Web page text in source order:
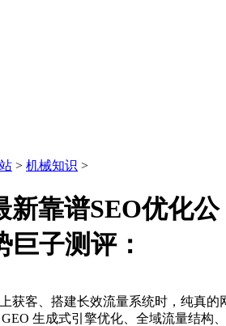
> 机械知识 >
新靠谱SEO优化公
巨子测评：
客、搭建长效流量系统时，纯真的
生成式引擎优化、全域流量结构